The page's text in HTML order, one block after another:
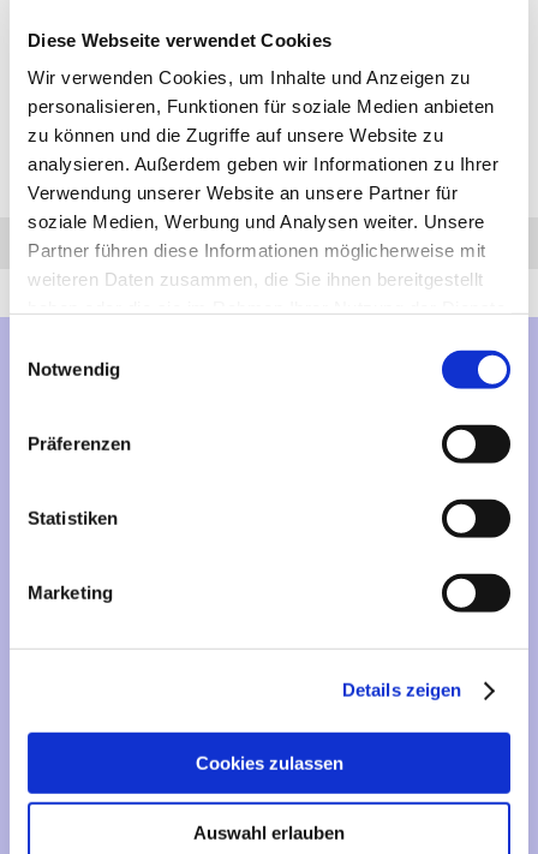
Diese Webseite verwendet Cookies
Wir verwenden Cookies, um Inhalte und Anzeigen zu
personalisieren, Funktionen für soziale Medien anbieten
zu können und die Zugriffe auf unsere Website zu
analysieren. Außerdem geben wir Informationen zu Ihrer
Verwendung unserer Website an unsere Partner für
soziale Medien, Werbung und Analysen weiter. Unsere
Partner führen diese Informationen möglicherweise mit
weiteren Daten zusammen, die Sie ihnen bereitgestellt
Notwendig
Präferenzen
Statistiken
Marketing
Details zeigen
Cookies zulassen
Auswahl erlauben
Anfrage Anrufen AHK-Finder
Mehr über...
Vertrag widerrufen
Informationen
Liefer- und Versandkosten
Impressum
Sitemap